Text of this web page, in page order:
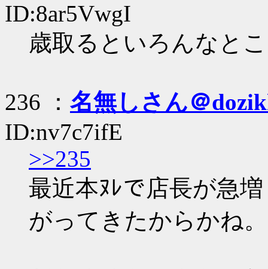
ID:8ar5VwgI
歳取るといろんなと
236 ： 名無しさん＠
ID:nv7c7ifE
>>235
最近本ﾇﾚで店長が急
がってきたからかね。